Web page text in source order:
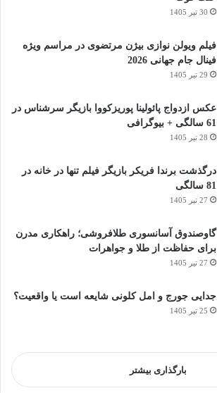
30 تیر 1405
فیلم ویولن نوازی بیژن مرتضوی در مراسم ویژه
فینال جام جهانی 2026
29 تیر 1405
عکس ازدواج پائولینا پوریزکووا بازیگر سرشناس در
61 سالگی + بیوگرافی
28 تیر 1405
درگذشت برندا فریکر بازیگر فیلم تنها در خانه در
81 سالگی
27 تیر 1405
گاوصندوق آسانسوری طلافروشی؛ راهکاری مدرن
برای حفاظت از طلا و جواهرات
27 تیر 1405
جدایی جورج و امل کلونی شایعه است یا واقعیت؟
25 تیر 1405
بارگذاری بیشتر